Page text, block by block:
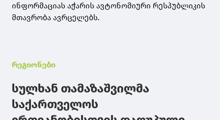
ინფორმაციას აჭარის ავტონომიური რესპუბლიკის
მთავრობა ავრცელებს.
რეგიონები
სულხან თამაზაშვილმა
საქართველოს